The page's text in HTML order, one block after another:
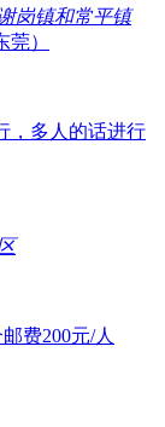
岗镇和常平镇
）
，多人的话进行
费200元/人